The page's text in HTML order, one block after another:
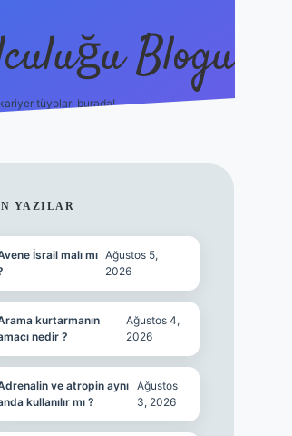
Blogu
tüyoları burada!
YAZILAR
İsrail malı mı Ağustos 5,
2026
kurtarmanın
nedir ?
Ağustos 4,
2026
ve atropin aynı
kullanılır mı ?
Ağustos
3, 2026
https://